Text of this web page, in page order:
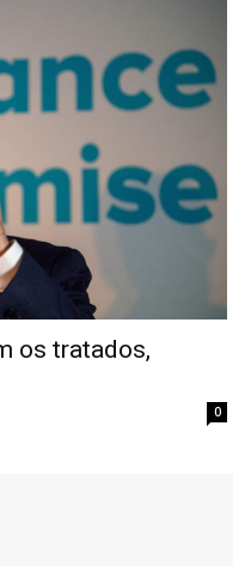
os tratados,
0